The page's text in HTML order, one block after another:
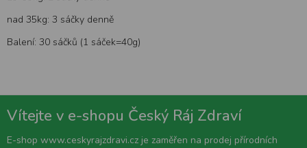
nad 35kg: 3 sáčky denně
Balení: 30 sáčků (1 sáček=40g)
Vítejte v e-shopu Český Ráj Zdraví
E-shop www.ceskyrajzdravi.cz je zaměřen na prodej přírodních